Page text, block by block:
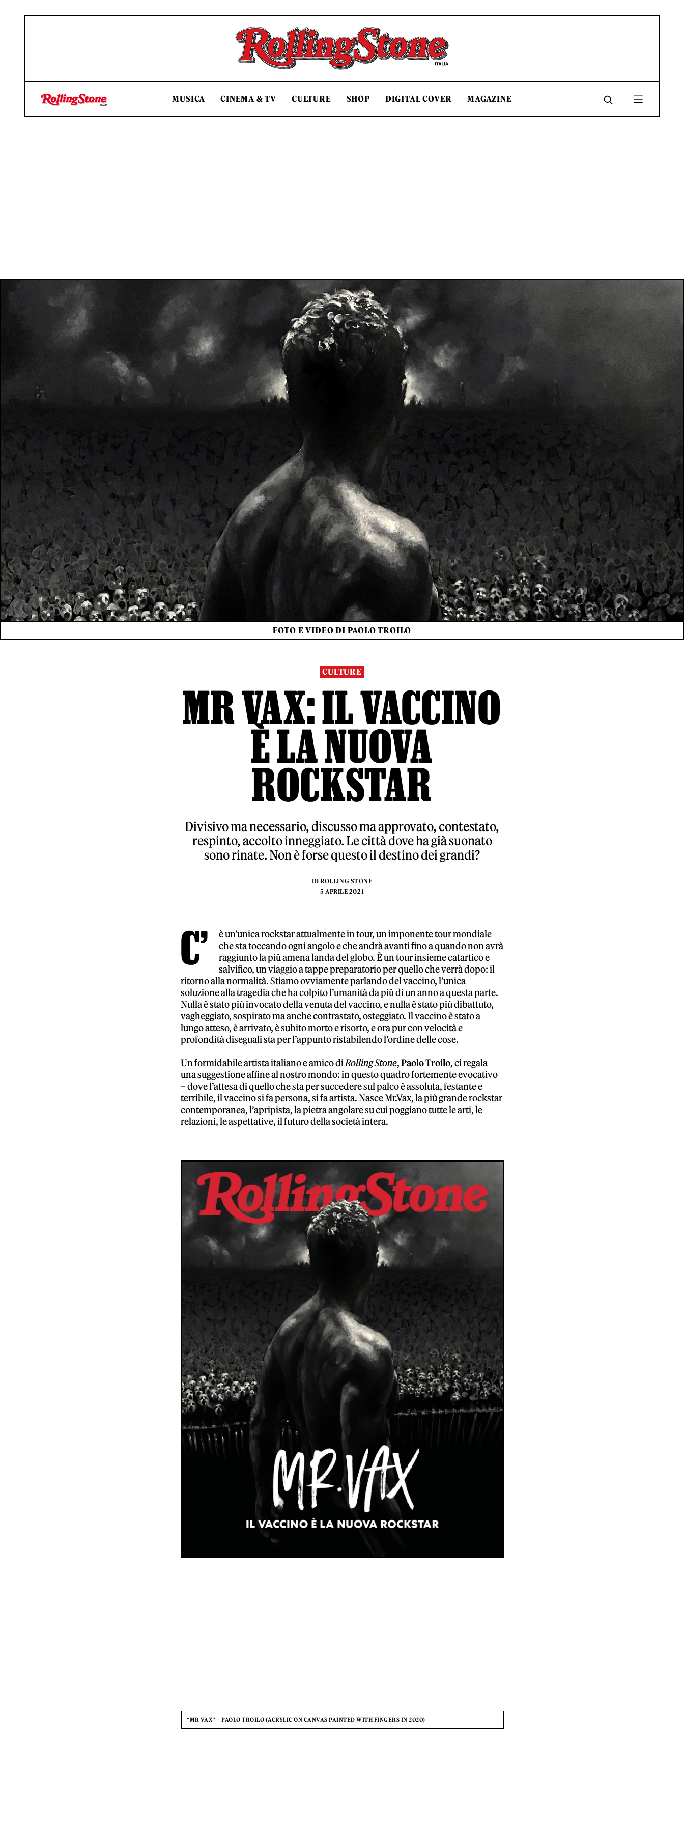
Rolling Stone Italia
MUSICA CINEMA & TV CULTURE SHOP DIGITAL COVER MAGAZINE
FOTO E VIDEO DI PAOLO TROILO
CULTURE
MR VAX: IL VACCINO
È LA NUOVA
ROCKSTAR
Divisivo ma necessario, discusso ma approvato, contestato,
respinto, accolto inneggiato. Le città dove ha già suonato
sono rinate. Non è forse questo il destino dei grandi?
DIROLLING STONE
5 APRILE 2021
C’
è un’unica rockstar attualmente in tour, un imponente tour mondiale
che sta toccando ogni angolo e che andrà avanti fino a quando non avrà
raggiunto la più amena landa del globo. È un tour insieme catartico e
salvifico, un viaggio a tappe preparatorio per quello che verrà dopo: il
ritorno alla normalità. Stiamo ovviamente parlando del vaccino, l’unica
soluzione alla tragedia che ha colpito l’umanità da più di un anno a questa parte.
Nulla è stato più invocato della venuta del vaccino, e nulla è stato più dibattuto,
vagheggiato, sospirato ma anche contrastato, osteggiato. Il vaccino è stato a
lungo atteso, è arrivato, è subito morto e risorto, e ora pur con velocità e
profondità diseguali sta per l’appunto ristabilendo l’ordine delle cose.
Un formidabile artista italiano e amico diRolling Stone,Paolo Troilo, ci regala
una suggestione affine al nostro mondo: in questo quadro fortemente evocativo
– dove l’attesa di quello che sta per succedere sul palco è assoluta, festante e
terribile, il vaccino si fa persona, si fa artista. Nasce Mr.Vax, la più grande rockstar
contemporanea, l’apripista, la pietra angolare su cui poggiano tutte le arti, le
relazioni, le aspettative, il futuro della società intera.
“MR VAX” – PAOLO TROILO (ACRYLIC ON CANVAS PAINTED WITH FINGERS IN 2020)